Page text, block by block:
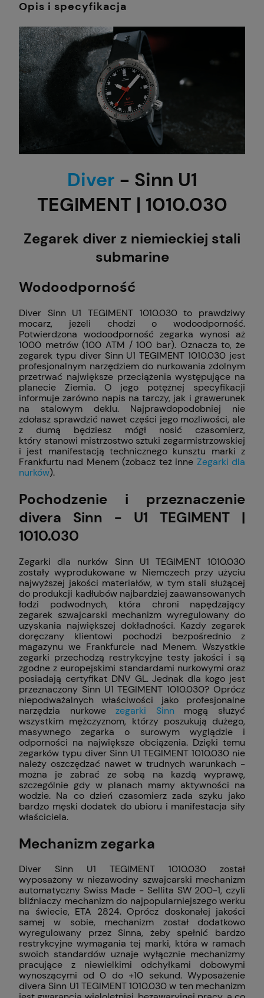
Opis i specyfikacja
Diver - Sinn U1
TEGIMENT | 1010.030
Zegarek diver z niemieckiej stali
submarine
Wodoodporność
Diver Sinn U1 TEGIMENT 1010.030 to prawdziwy
mocarz, jeżeli chodzi o wodoodporność.
Potwierdzona wodoodporność zegarka wynosi aż
1000 metrów (100 ATM / 100 bar). Oznacza to, że
zegarek typu diver Sinn U1 TEGIMENT 1010.030 jest
profesjonalnym narzędziem do nurkowania zdolnym
przetrwać największe przeciążenia występujące na
planecie Ziemia. O jego potężnej specyfikacji
informuje zarówno napis na tarczy, jak i grawerunek
na stalowym deklu. Najprawdopodobniej nie
zdołasz sprawdzić nawet części jego możliwości, ale
z dumą będziesz mógł nosić czasomierz,
który stanowi mistrzostwo sztuki zegarmistrzowskiej
i jest manifestacją technicznego kunsztu marki z
Frankfurtu nad Menem (zobacz też inne Zegarki dla
nurków).
Pochodzenie i przeznaczenie
divera Sinn - U1 TEGIMENT |
1010.030
Zegarki dla nurków Sinn U1 TEGIMENT 1010.030
zostały wyprodukowane w Niemczech przy użyciu
najwyższej jakości materiałów, w tym stali służącej
do produkcji kadłubów najbardziej zaawansowanych
łodzi podwodnych, która chroni napędzający
zegarek szwajcarski mechanizm wyregulowany do
uzyskania największej dokładności. Każdy zegarek
doręczany klientowi pochodzi bezpośrednio z
magazynu we Frankfurcie nad Menem. Wszystkie
zegarki przechodzą restrykcyjne testy jakości i są
zgodne z europejskimi standardami nurkowymi oraz
posiadają certyfikat DNV GL. Jednak dla kogo jest
przeznaczony Sinn U1 TEGIMENT 1010.030? Oprócz
niepodważalnych właściwości jako profesjonalne
narzędzia nurkowezegarki Sinnmogą służyć
wszystkim mężczyznom, którzy poszukują dużego,
masywnego zegarka o surowym wyglądzie i
odporności na największe obciążenia. Dzięki temu
zegarków typu diver Sinn U1 TEGIMENT 1010.030 nie
należy oszczędzać nawet w trudnych warunkach -
można je zabrać ze sobą na każdą wyprawę,
szczególnie gdy w planach mamy aktywności na
wodzie. Na co dzień czasomierz zada szyku jako
bardzo męski dodatek do ubioru i manifestacja siły
właściciela.
Mechanizm zegarka
Diver Sinn U1 TEGIMENT 1010.030 został
wyposażony w niezawodny szwajcarski mechanizm
automatyczny Swiss Made - Sellita SW 200-1, czyli
bliźniaczy mechanizm do najpopularniejszego werku
na świecie, ETA 2824. Oprócz doskonałej jakości
samej w sobie, mechanizm został dodatkowo
wyregulowany przez Sinna, żeby spełnić bardzo
restrykcyjne wymagania tej marki, która w ramach
swoich standardów uznaje wyłącznie mechanizmy
pracujące z niewielkimi odchyłkami dobowymi
wynoszącymi od 0 do +10 sekund. Wyposażenie
divera Sinn U1 TEGIMENT 1010.030 w ten mechanizm